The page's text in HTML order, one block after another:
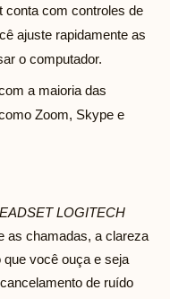
conta com controles de
ajuste rapidamente as
o computador.
a maioria das
Zoom, Skype e
LOGITECH
as chamadas, a clareza
que você ouça e seja
de ruído